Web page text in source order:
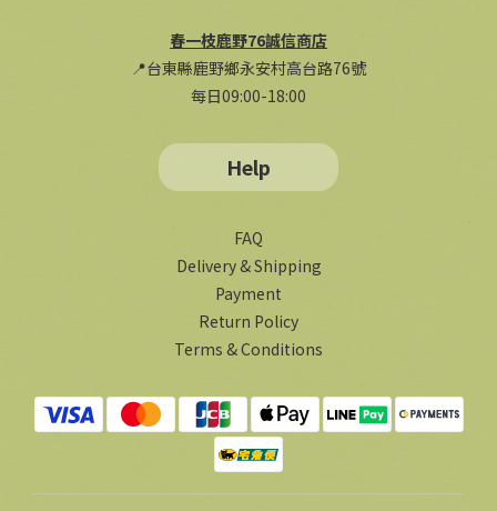
春一枝鹿野76誠信商店
📍台東縣鹿野鄉永安村高台路76號
每日09:00-18:00
Help
FAQ
Delivery & Shipping
Payment
Return Policy
Terms & Conditions